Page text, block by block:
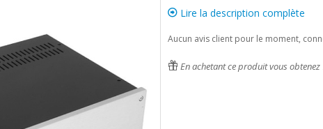
Lire la description complète
Aucun avis client pour le moment,
En achetant ce produit vous obtenez